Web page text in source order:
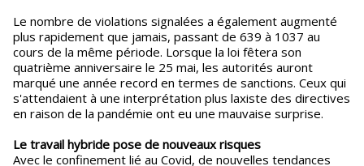
Le nombre de violations signalées a également augmenté
plus rapidement que jamais, passant de 639 à 1037 au
cours de la même période. Lorsque la loi fêtera son
quatrième anniversaire le 25 mai, les autorités auront
marqué une année record en termes de sanctions. Ceux qui
s'attendaient à une interprétation plus laxiste des directives
en raison de la pandémie ont eu une mauvaise surprise.
Le travail hybride pose de nouveaux risques
Avec le confinement lié au Covid, de nouvelles tendances